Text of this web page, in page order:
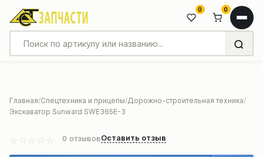
0 0
Главная Спецтехника и прицепы Дорожно-строительная техника
Экскаватор Sunward SWE365E-3
0 отзывовОставить отзыв